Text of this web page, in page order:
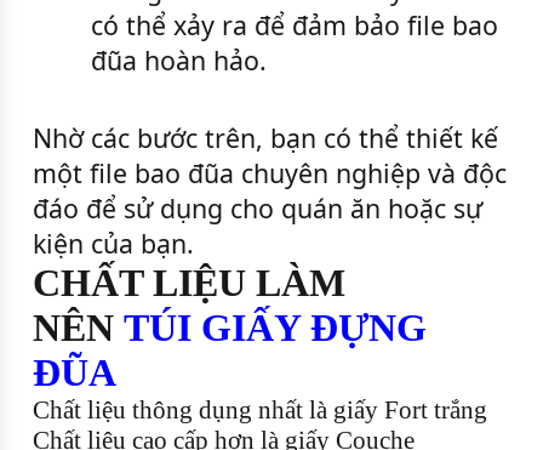
có thể xảy ra để đảm bảo file bao
đũa hoàn hảo.
Nhờ các bước trên, bạn có thể thiết kế
một file bao đũa chuyên nghiệp và độc
đáo để sử dụng cho quán ăn hoặc sự
kiện của bạn.
CHẤT LIỆU LÀM
NÊN TÚI GIẤY ĐỰNG
ĐŨA
Chất liệu thông dụng nhất là giấy Fort trắng
Chất liệu cao cấp hơn là giấy Couche